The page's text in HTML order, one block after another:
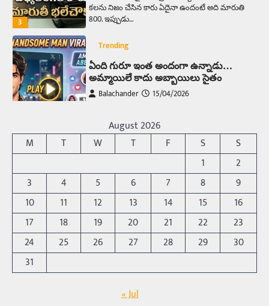
3
కలను నిజం చేసిన కారు ఏదైనా ఉందంటే అది మారుతి
800. ఇప్పుడు…
4
Trending
ఏంది గురూ ఇంత అందంగా ఉన్నాడు…
అమ్మాయిలే కాదు అబ్బాయిలు సైతం
Balachander 15/04/2026
బోమ్మ అని పిలుస్తాం. స్పెయిన్‌ అమ్మాయిలు చాలా
అందంగా ఉంటారనే నానుడి…
5
రోడ్డుపై ఏరులై పారిన బీర్లు… ఘాటుతో
మండుతున్న నోర్లు
Balachander 15/04/2026
ఉత్తర ప్రదేశ్‌లోని ఝాన్సీ జిల్లాలో ఒక వింతైన రోడ్డు
ప్రమాదం చోటుచేసుకుంది. ఝాన్సీ–కాన్పూర్ జాతీయ
రహదారిపై వేల సంఖ్యలో బీరు…
Trending
అక్కడ ఆదివారం బట్టలు ఉతికితే…జైలుకే
August 2026
M
T W T F S
S
1
2
3
4 5 6 7 8
9
10
11 12 13 14 15
16
17
18 19 20 21 22
23
24
25 26 27 28 29
30
31
« Jul